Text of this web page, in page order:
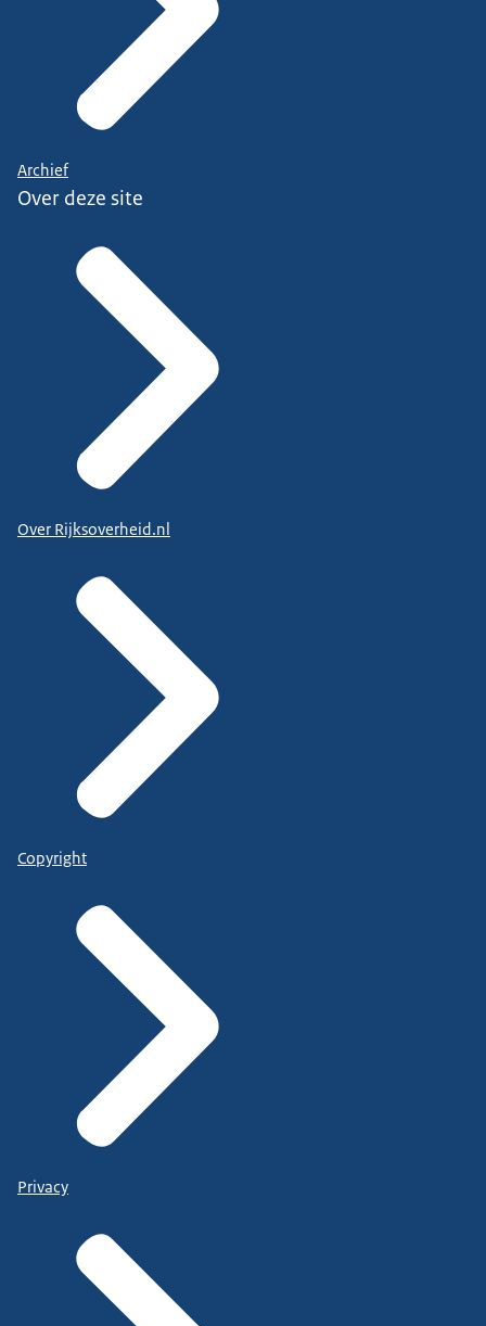
Archief
Over deze site
Over Rijksoverheid.nl
Copyright
Privacy